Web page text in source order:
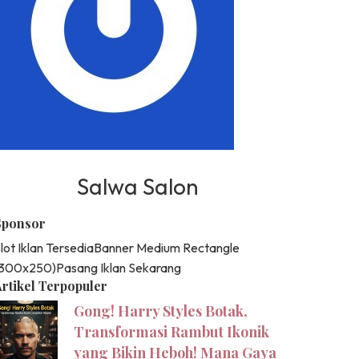
Salwa Salon
Iklan TersediaBanner Medium Rectangle
Pasang Iklan Sekarang
Terpopuler
Gong! Harry Styles Botak,
Transformasi Rambut Ikonik
yang Bikin Heboh! Mana Gaya